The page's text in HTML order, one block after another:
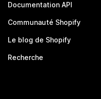
Documentation API
Communauté Shopify
Le blog de Shopify
Recherche